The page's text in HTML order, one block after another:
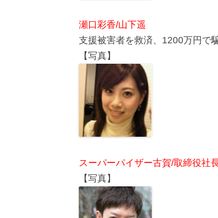
瀬口彩香/山下遥
支援被害者を救済、1200万円で
【写真】
スーパーパイザー古賀/取締役社
【写真】